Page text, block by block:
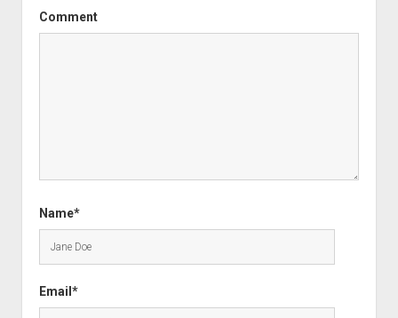
Comment
Name*
Email*